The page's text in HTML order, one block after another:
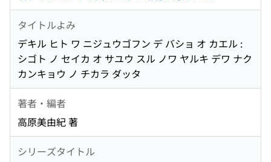
タイトルよみ
デキル ヒト ワ ニジュウゴフン デ バショ オ カエル :
シゴト ノ セイカ オ サユウ スル ノワ ヤルキ デワ ナク
カンキョウ ノ チカラ ダッタ
著者・編者
高原美由紀 著
シリーズタイトル